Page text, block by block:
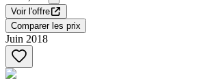
Voir l'offre
Comparer les prix
Juin 2018